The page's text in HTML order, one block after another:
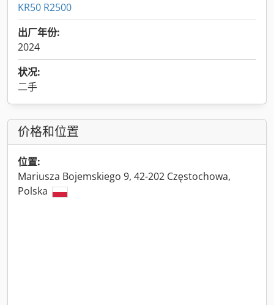
KR50 R2500
出厂年份:
2024
状况:
二手
价格和位置
位置:
Mariusza Bojemskiego 9, 42-202 Częstochowa,
Polska